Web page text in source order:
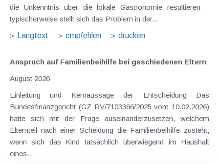
die Unkenntnis über die lokale Gastronomie resultieren –
typischerweise stellt sich das Problem in der...
Langtext
empfehlen drucken
Anspruch auf Familienbeihilfe bei geschiedenen Eltern
August 2026
Einleitung und Kernaussage der Entscheidung Das
Bundesfinanzgericht (GZ RV/7103366/2025 vom 10.02.2026)
hatte sich mit der Frage auseinanderzusetzen, welchem
Elternteil nach einer Scheidung die Familienbeihilfe zusteht,
wenn sich das Kind tatsächlich überwiegend im Haushalt
eines...